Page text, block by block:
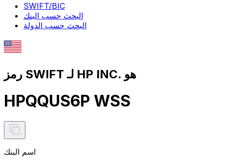
SWIFT/BIC
البحث حسب البنك
البحث حسب الدولة
رمز SWIFT لـ HP INC. هو
HPQQUS6P WSS
اسم البنك